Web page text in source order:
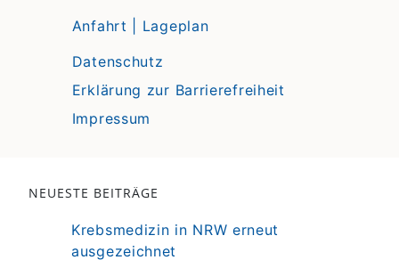
Anfahrt | Lageplan
Datenschutz
Erklärung zur Barrierefreiheit
Impressum
NEUESTE BEITRÄGE
Krebsmedizin in NRW erneut
ausgezeichnet